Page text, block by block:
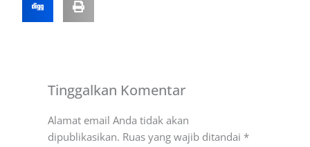
Tinggalkan Komentar
Alamat email Anda tidak akan
dipublikasikan. Ruas yang wajib ditandai *